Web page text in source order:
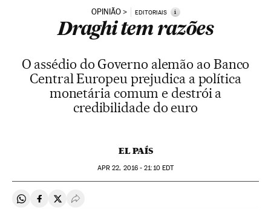
OPINIÃO EDITORIAIS i
Draghi tem razões
O assédio do Governo alemão ao Banco
Central Europeu prejudica a política
monetária comum e destrói a
credibilidade do euro
EL PAÍS
APR 22, 2016 - 21:10EDT
Compartir en Whatsapp
Compartir en Facebook
Compartir en Twitter
Desplegar Redes Sociales